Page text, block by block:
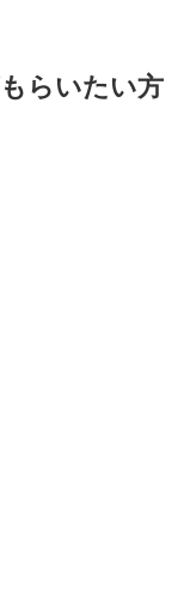
らいたい方